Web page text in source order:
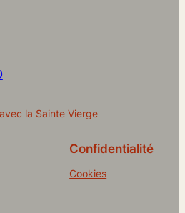
la Sainte Vierge
Confidentialité
Cookies